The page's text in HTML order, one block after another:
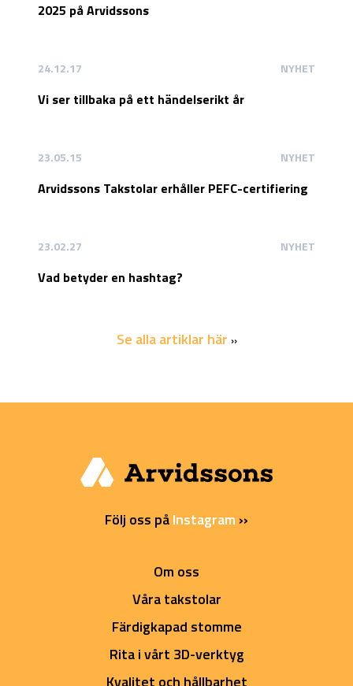
2025 på Arvidssons
Vi ser tillbaka på ett händelserikt år
24.12.17 NYHET
Arvidssons Takstolar erhåller PEFC-certifiering
23.05.15 NYHET
Vad betyder en hashtag?
23.02.27 NYHET
Se alla artiklar här ››
Följ oss påInstagram ››
Om oss
Våra takstolar
Färdigkapad stomme
Rita i vårt 3D-verktyg
Kvalitet och hållbarhet